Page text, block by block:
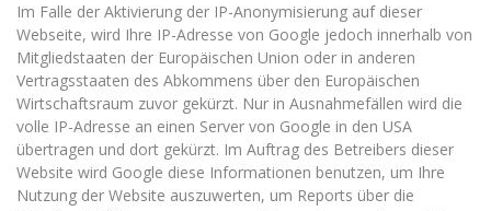
Im Falle der Aktivierung der IP-Anonymisierung auf dieser
Webseite, wird Ihre IP-Adresse von Google jedoch innerhalb von
Mitgliedstaaten der Europäischen Union oder in anderen
Vertragsstaaten des Abkommens über den Europäischen
Wirtschaftsraum zuvor gekürzt. Nur in Ausnahmefällen wird die
volle IP-Adresse an einen Server von Google in den USA
übertragen und dort gekürzt. Im Auftrag des Betreibers dieser
Website wird Google diese Informationen benutzen, um Ihre
Nutzung der Website auszuwerten, um Reports über die